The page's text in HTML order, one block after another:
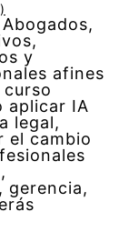
y
afines
aplicar IA
legal,
el cambio
gerencia,